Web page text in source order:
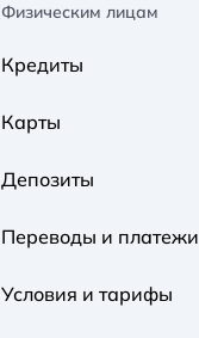
Физическим лицам
Кредиты
Карты
Депозиты
Переводы и платежи
Условия и тарифы